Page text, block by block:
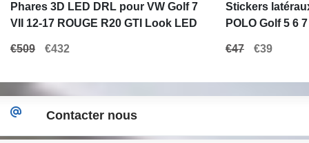
Phares 3D LED DRL pour VW Golf 7
VII 12-17 ROUGE R20 GTI Look LED
€509 €432
Stickers
POLO Golf 5 6
€47 €39
Contacter nous